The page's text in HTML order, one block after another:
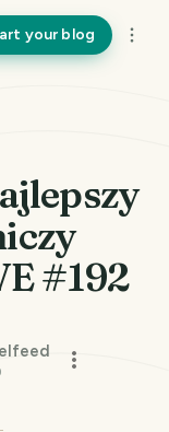
your blog
#192